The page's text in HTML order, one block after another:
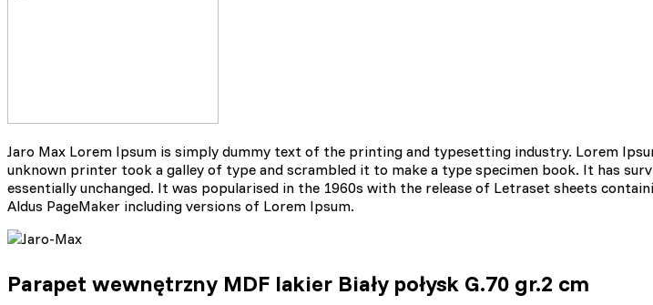
Jaro Max Lorem Ipsum is simply dummy text of the printing and typesetting industry. Lorem
unknown printer took a galley of type and scrambled it to make a type specimen book. It has
essentially unchanged. It was popularised in the 1960s with the release of Letraset sheets
Aldus PageMaker including versions of Lorem Ipsum.
Parapet wewnętrzny MDF lakier Biały połysk G.70 gr.2 cm
Nieklasyfikowane
Nieklasyfikowane pliki cookie, to pliki, które są w procesie